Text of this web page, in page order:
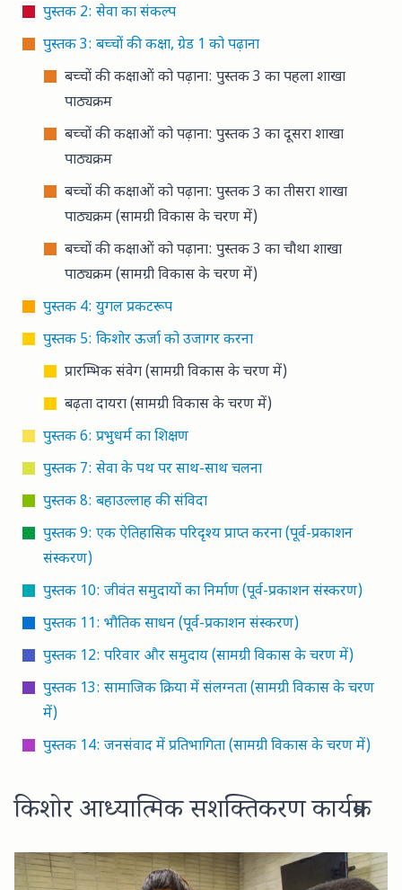
पुस्तक 2: सेवा का संकल्प
पुस्तक 3: बच्चों की कक्षा, ग्रेड 1 को पढ़ाना
बच्चों की कक्षाओं को पढ़ाना: पुस्तक 3 का पहला शाखा
पाठ्यक्रम
बच्चों की कक्षाओं को पढ़ाना: पुस्तक 3 का दूसरा शाखा
पाठ्यक्रम
बच्चों की कक्षाओं को पढ़ाना: पुस्तक 3 का तीसरा शाखा
पाठ्यक्रम(सामग्री विकास के चरण में)
बच्चों की कक्षाओं को पढ़ाना: पुस्तक 3 का चौथा शाखा
पाठ्यक्रम(सामग्री विकास के चरण में)
पुस्तक 4: युगल प्रकटरूप
पुस्तक 5: किशोर ऊर्जा को उजागर करना
प्रारम्भिक संवेग(सामग्री विकास के चरण में)
बढ़ता दायरा(सामग्री विकास के चरण में)
पुस्तक 6: प्रभुधर्म का शिक्षण
पुस्तक 7: सेवा के पथ पर साथ-साथ चलना
पुस्तक 8: बहाउल्लाह की संविदा
पुस्तक 9: एक ऐतिहासिक परिदृश्य प्राप्त करना (पूर्व-प्रकाशन
संस्करण)
पुस्तक 10: जीवंत समुदायों का निर्माण (पूर्व-प्रकाशन संस्करण)
पुस्तक 11: भौतिक साधन (पूर्व-प्रकाशन संस्करण)
पुस्तक 12: परिवार और समुदाय (सामग्री विकास के चरण में)
पुस्तक 13: सामाजिक क्रिया में संलग्नता (सामग्री विकास के चरण
में)
पुस्तक 14: जनसंवाद में प्रतिभागिता (सामग्री विकास के चरण में)
किशोर आध्यात्मिक सशक्तिकरण कार्यक्रम